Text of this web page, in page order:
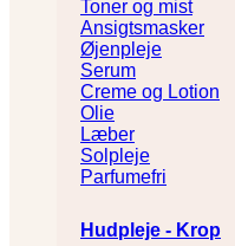
Toner og mist
Ansigtsmasker
Øjenpleje
Serum
Creme og Lotion
Olie
Læber
Solpleje
Parfumefri
Hudpleje - Krop